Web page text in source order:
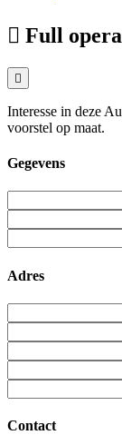
Full
Interesse in deze
voorstel op maat.
Gegevens
Adres
Contact